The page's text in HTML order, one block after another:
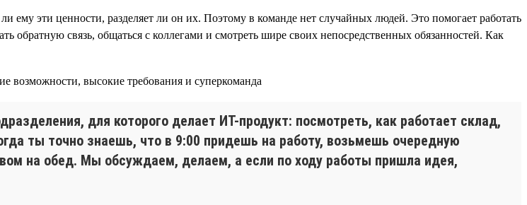
ему эти ценности, разделяет ли он их. Поэтому в команде нет случайных людей. Это помогает работать
обратную связь, общаться с коллегами и смотреть шире своих непосредственных обязанностей. Как
для которого делает ИТ-продукт: посмотреть, как работает склад,
ты точно знаешь, что в 9:00 придешь на работу, возьмешь очередную
на обед. Мы обсуждаем, делаем, а если по ходу работы пришла идея,